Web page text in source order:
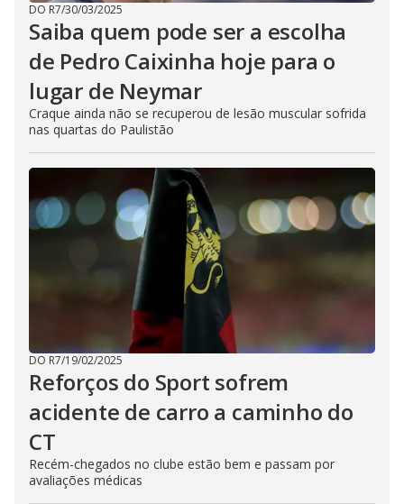
DO R7/30/03/2025
Saiba quem pode ser a escolha
de Pedro Caixinha hoje para o
lugar de Neymar
Craque ainda não se recuperou de lesão muscular sofrida
nas quartas do Paulistão
DO R7/19/02/2025
Reforços do Sport sofrem
acidente de carro a caminho do
CT
Recém-chegados no clube estão bem e passam por
avaliações médicas